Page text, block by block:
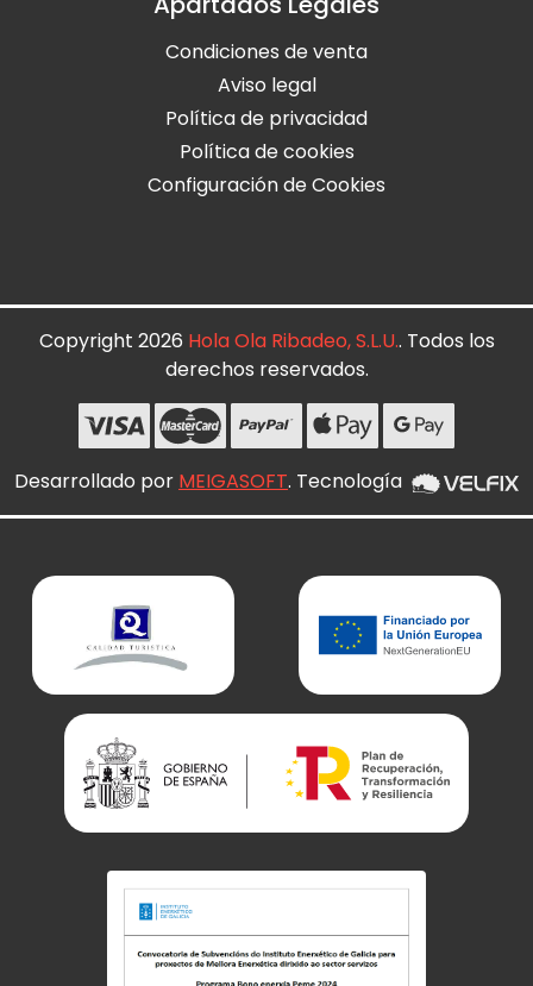
Condiciones de venta
Aviso legal
Política de privacidad
Política de cookies
Configuración de Cookies
Copyright 2026 Hola Ola Ribadeo, S.L.U.. Todos los
derechos reservados.
Desarrollado por MEIGASOFT. Tecnología